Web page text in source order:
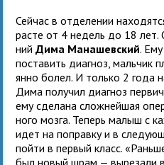
Сейчас в отде­ле­нии
расте от 4 недель до 18
нийДима Манашевский.
поста­вить диа­гноз, маль­чик
янно болел. И только 2 года
Дима полу­чил диа­гноз
ему сде­лана слож­ней­шая
ного мозга. Теперь малыш с
идет на поправку и в
пойти в пер­вый класс.
был новый шрам — выре­зали